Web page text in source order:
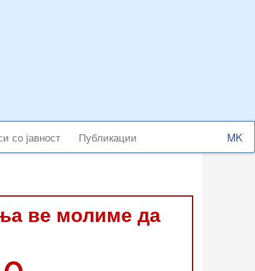
со јавност Публикации
Select
your
ве молиме да